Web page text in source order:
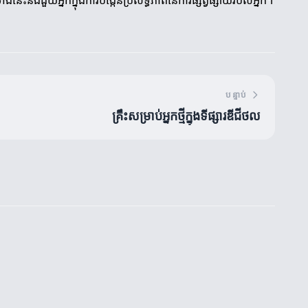
បន្ទាប់
គ្រឹះសម្រាប់អ្នកថ្មីក្នុងទីផ្សារឌីជីថល